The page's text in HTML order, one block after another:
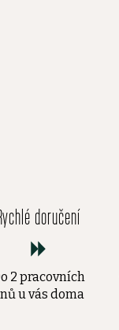
doručení
2 pracovních
u vás doma